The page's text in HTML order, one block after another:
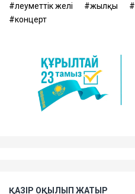
әлеуметтік желі жылқы
концерт